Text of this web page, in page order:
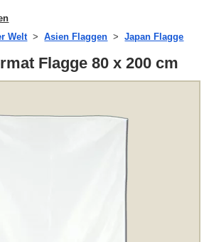
Welt
Asien Flaggen Japan Flagge
Flagge 80 x 200 cm